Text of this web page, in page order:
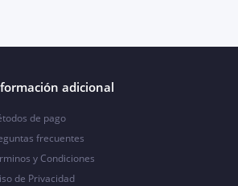
adicional
de pago
frecuentes
y Condiciones
de Privacidad